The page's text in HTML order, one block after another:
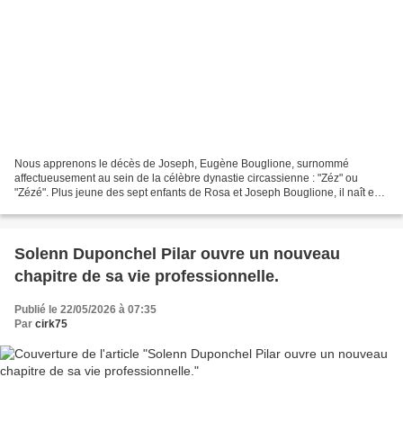
Nous apprenons le décès de Joseph, Eugène Bouglione, surnommé
affectueusement au sein de la célèbre dynastie circassienne : "Zéz" ou
"Zézé". Plus jeune des sept enfants de Rosa et Joseph Bouglione, il naît en
Solenn Duponchel Pilar ouvre un nouveau
chapitre de sa vie professionnelle.
Publié le 22/05/2026 à 07:35
Par cirk75